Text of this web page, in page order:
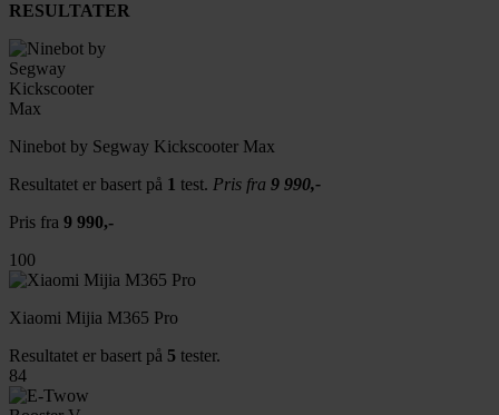
RESULTATER
Ninebot by Segway Kickscooter Max
Resultatet er basert på 1 test. Pris fra 9 990,-
Pris fra 9 990,-
100
Xiaomi Mijia M365 Pro
Resultatet er basert på 5 tester.
84